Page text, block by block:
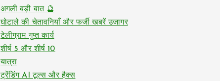
अगली बड़ी बात 🔮
घोटाले की चेतावनियाँ और फर्जी खबरें उजागर
टेलीग्राम गुप्त कार्य
शीर्ष 5 और शीर्ष 10
यात्रा
ट्रेंडिंग AI टूल्स और हैक्स